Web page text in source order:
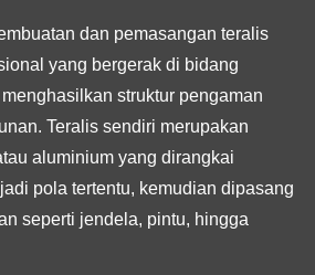
dan pemasangan teralis
yang bergerak di bidang
struktur pengaman
Teralis sendiri merupakan
aluminium yang dirangkai
pola tertentu, kemudian dipasang
seperti jendela, pintu, hingga